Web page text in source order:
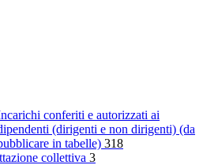
conferiti e autorizzati ai
(dirigenti e non dirigenti) (da
in tabelle) 318
collettiva 3